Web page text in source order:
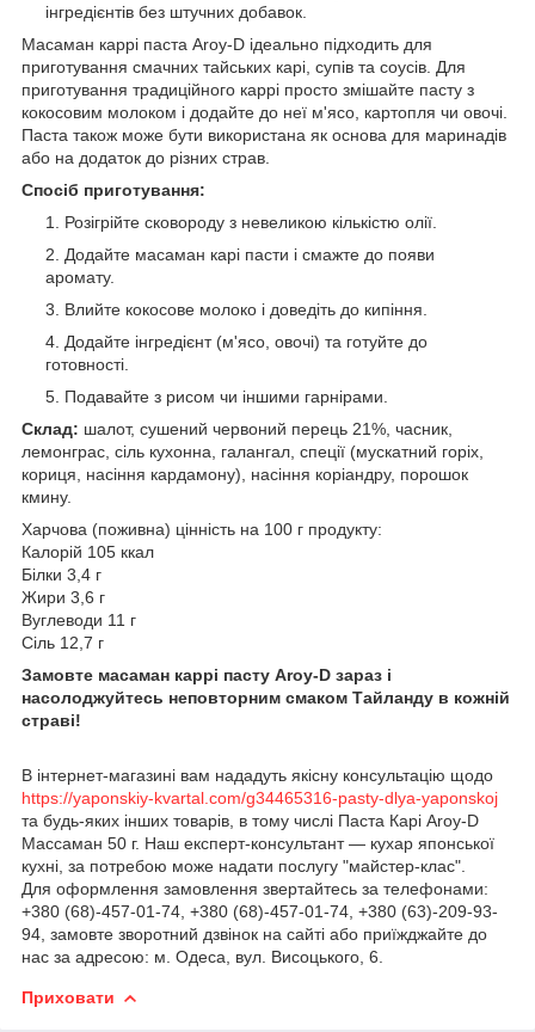
інгредієнтів без штучних добавок.
Масаман каррі паста Aroy-D ідеально підходить для
приготування смачних тайських карі, супів та соусів. Для
приготування традиційного каррі просто змішайте пасту з
кокосовим молоком і додайте до неї м'ясо, картопля чи овочі.
Паста також може бути використана як основа для маринадів
або на додаток до різних страв.
Спосіб приготування:
Розігрійте сковороду з невеликою кількістю олії.
Додайте масаман карі пасти і смажте до появи
аромату.
Влийте кокосове молоко і доведіть до кипіння.
Додайте інгредієнт (м'ясо, овочі) та готуйте до
готовності.
Подавайте з рисом чи іншими гарнірами.
Склад: шалот, сушений червоний перець 21%, часник,
лемонграс, сіль кухонна, галангал, спеції (мускатний горіх,
кориця, насіння кардамону), насіння коріандру, порошок
кмину.
Харчова (поживна) цінність на 100 г продукту:
Калорій 105 ккал
Білки 3,4 г
Жири 3,6 г
Вуглеводи 11 г
Сіль 12,7 г
Замовте масаман каррі пасту Aroy-D зараз і
насолоджуйтесь неповторним смаком Тайланду в кожній
страві!
В інтернет-магазині вам нададуть якісну консультацію щодо
https://yaponskiy-kvartal.com/g34465316-pasty-dlya-yaponskoj
та будь-яких інших товарів, в тому числі Паста Карі Aroy-D
Массаман 50 г. Наш експерт-консультант — кухар японської
кухні, за потребою може надати послугу "майстер-клас".
Для оформлення замовлення звертайтесь за телефонами:
+380 (68)-457-01-74, +380 (68)-457-01-74, +380 (63)-209-93-
94, замовте зворотний дзвінок на сайті або приїжджайте до
нас за адресою: м. Одеса, вул. Висоцького, 6.
Приховати